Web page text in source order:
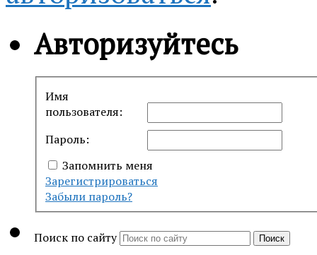
Авторизуйтесь
Имя
пользователя:
Пароль:
Запомнить меня
Зарегистрироваться
Забыли пароль?
Поиск по сайту Поиск